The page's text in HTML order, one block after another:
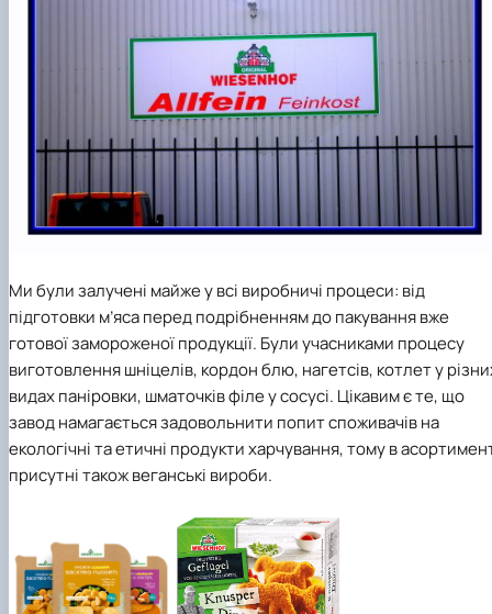
Ми були залучені майже у всі виробничі процеси: від
підготовки м’яса перед подрібненням до пакування вже
готової замороженої продукції. Були учасниками процесу
виготовлення шніцелів, кордон блю, нагетсів, котлет у
видах паніровки, шматочків філе у сосусі. Цікавим є те, що
завод намагається задовольнити попит споживачів на
екологічні та етичні продукти харчування, тому в
присутні також веганські вироби.